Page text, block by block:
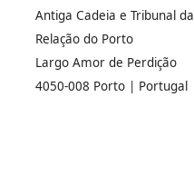
Antiga Cadeia e Tribunal da
Relação do Porto
Largo Amor de Perdição
4050-008 Porto | Portugal